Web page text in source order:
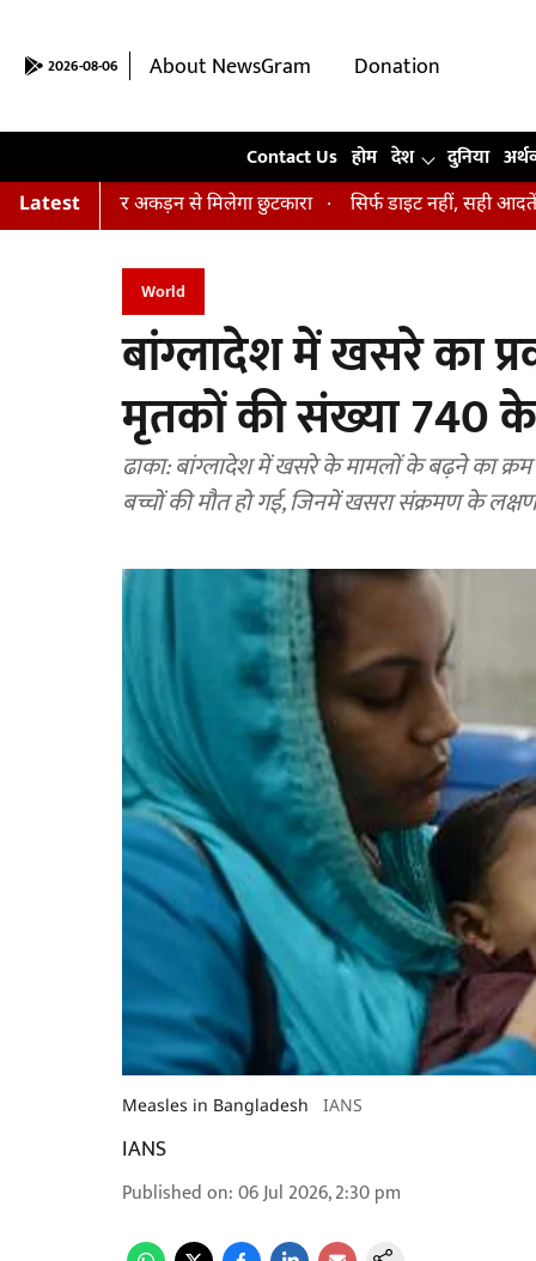
2026-08-06 About NewsGram
Donation
Contact Us होम देश दुनिया
Latest
और अकड़न से मिलेगा छुटकारा सिर्फ डाइट नहीं, सही आदतें भी हैं
World
बांग्लादेश में खसरे का
मृतकों की संख्या 740
ढाका: बांग्लादेश में खसरे के मामलों के बढ़ने का
बच्चों की मौत हो गई, जिनमें खसरा संक्रमण के
Measles in Bangladesh IANS
IANS
Published on:06 Jul 2026, 2:30 pm